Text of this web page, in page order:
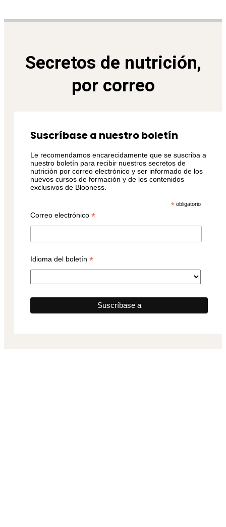
Secretos de nutrición,
por correo
Suscríbase a nuestro boletín
Le recomendamos encarecidamente que se suscriba a
nuestro boletín para recibir nuestros secretos de
nutrición por correo electrónico y ser informado de los
nuevos cursos de formación y de los contenidos
exclusivos de Blooness.
*obligatorio
Correo electrónico *
Idioma del boletín *